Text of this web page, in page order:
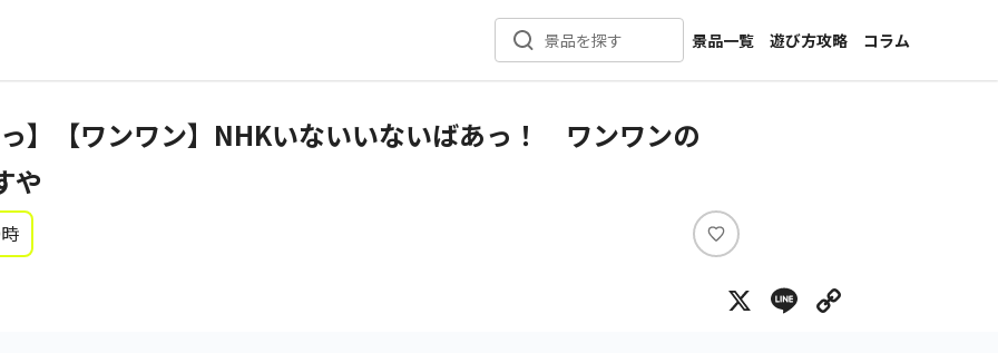
景品を探す
景品一覧
新着景品
遊び方攻略
コラム
インタビュー
】【ワンワン】NHKいないいないばあっ！ ワンワンの
や
い
ね
X Line